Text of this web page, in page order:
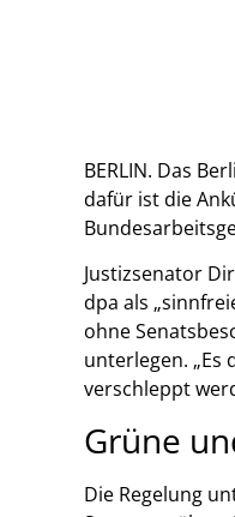
BERLIN. Das
dafür ist die
Justizsenator
dpa als
ohne
unterlegen.
verschleppt
Grüne
Die Regelung